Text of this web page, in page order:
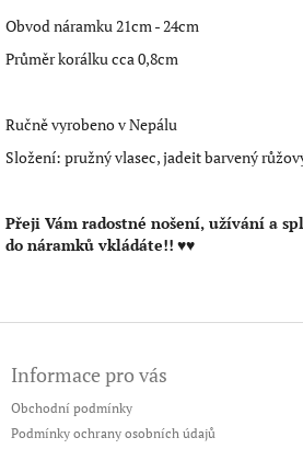
Obvod náramku 21cm - 24cm
Průměr korálku cca 0,8cm
Ručně vyrobeno v Nepálu
Složení: pružný vlasec, jadeit barvený
Přeji Vám radostné nošení, užívání a
do náramků vkládáte!! ♥♥
Informace pro vás
Obchodní podmínky
Podmínky ochrany osobních údajů